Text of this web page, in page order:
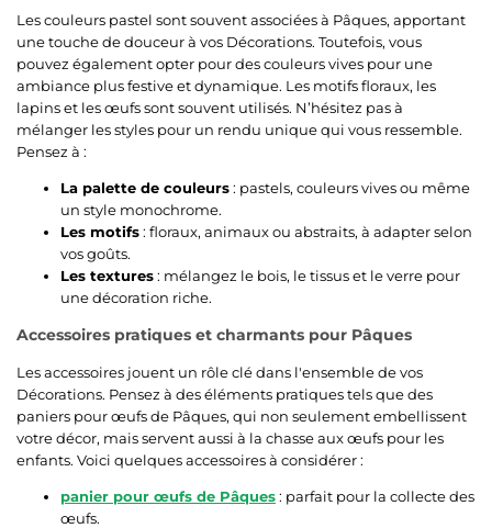
Les couleurs pastel sont souvent associées à Pâques, apportant
une touche de douceur à vos Décorations. Toutefois, vous
pouvez également opter pour des couleurs vives pour une
ambiance plus festive et dynamique. Les motifs floraux, les
lapins et les œufs sont souvent utilisés. N’hésitez pas à
mélanger les styles pour un rendu unique qui vous ressemble.
Pensez à :
La palette de couleurs: pastels, couleurs vives ou même
un style monochrome.
Les motifs: floraux, animaux ou abstraits, à adapter selon
vos goûts.
Les textures: mélangez le bois, le tissus et le verre pour
une décoration riche.
Accessoires pratiques et charmants pour Pâques
Les accessoires jouent un rôle clé dans l'ensemble de vos
Décorations. Pensez à des éléments pratiques tels que des
paniers pour œufs de Pâques, qui non seulement embellissent
votre décor, mais servent aussi à la chasse aux œufs pour les
enfants. Voici quelques accessoires à considérer :
panier pour œufs de Pâques: parfait pour la collecte des
œufs.